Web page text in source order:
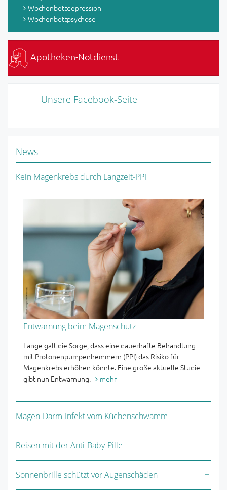
Wochenbettdepression
Wochenbettpsychose
Apotheken-Notdienst
Unsere Facebook-Seite
News
Kein Magenkrebs durch Langzeit-PPI
Entwarnung beim Magenschutz
Lange galt die Sorge, dass eine dauerhafte Behandlung
mit Protonenpumpenhemmern (PPI) das Risiko für
Magenkrebs erhöhen könnte. Eine große aktuelle Studie
gibt nun Entwarnung.
mehr
Magen-Darm-Infekt vom Küchenschwamm
Reisen mit der Anti-Baby-Pille
Sonnenbrille schützt vor Augenschäden